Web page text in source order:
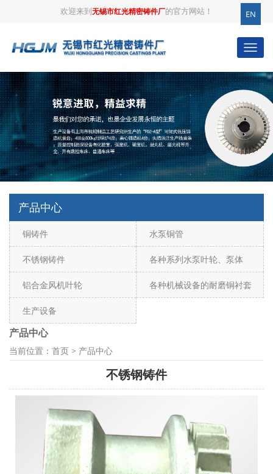
欢迎来到无锡市红光精密铸件厂的官方网站！ EN
产品中心
铜铸件 水泵铜管
不锈钢铸件 各种系列水泵叶轮、泵体
铝合金风机叶轮 各种机械设备的耐磨铜衬套
生产设备
产品中心
当前位置： 首页 > 产品中心
不锈钢铸件